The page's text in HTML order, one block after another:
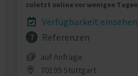
zuletzt online vor wenigen Tagen
Verfügbarkeit einsehen
7 Referenzen
auf Anfrage
70199 Stuttgart